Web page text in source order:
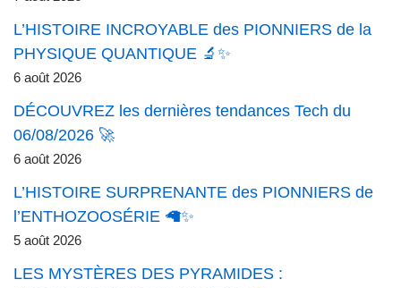
L’HISTOIRE INCROYABLE des PIONNIERS de la
PHYSIQUE QUANTIQUE 🔬✨
6 août 2026
DÉCOUVREZ les dernières tendances Tech du
06/08/2026 🚀
6 août 2026
L’HISTOIRE SURPRENANTE des PIONNIERS de
l’ENTHOZOOSÉRIE 🦙✨
5 août 2026
LES MYSTÈRES DES PYRAMIDES :